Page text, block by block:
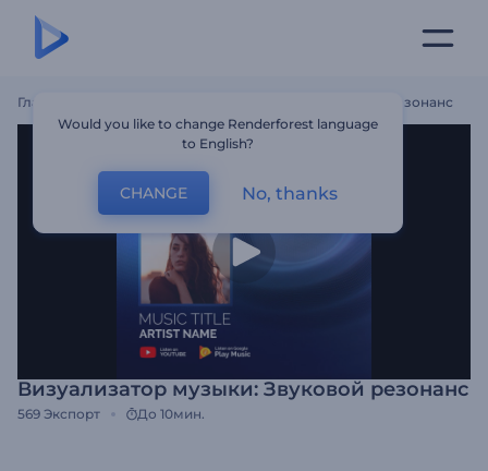
Главная Визуализатор Музыки: Звуковой Резонанс
Визуализатор музыки: Звуковой резонанс
569 Экспорт До 10мин.
Would you like to change Renderforest language
to English?
CHANGE No, thanks